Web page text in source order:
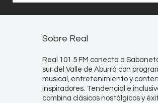
Sobre Real
Real 101.5 FM conecta a
sur del Valle de Aburrá con
musical, entretenimiento y
inspiradores. Tendencial e
combina clásicos nostálgicos y